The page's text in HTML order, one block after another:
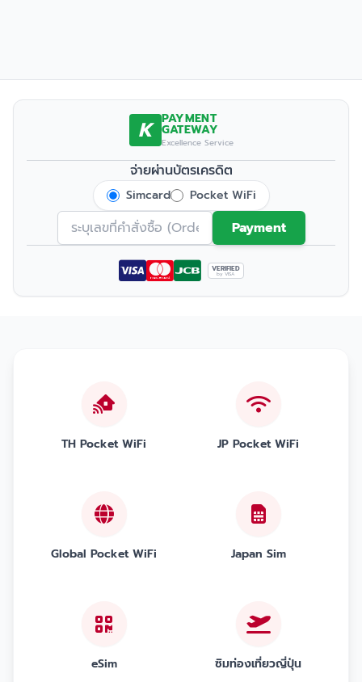
K PAYMENT
GATEWAY
Excellence Service
จ่ายผ่านบัตรเครดิต
Simcard Pocket WiFi
Payment
VERIFIED
by VISA
TH Pocket WiFi JP Pocket WiFi
Global Pocket WiFi Japan Sim
eSim ซิมท่องเที่ยวญี่ปุ่น